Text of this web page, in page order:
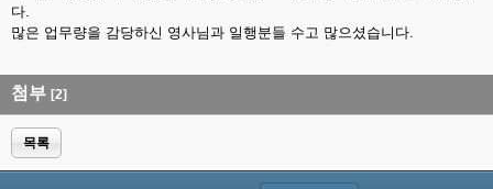
다.
많은 업무량을 감당하신 영사님과 일행분들 수고 많으셨습니다.
첨부 [2]
목록